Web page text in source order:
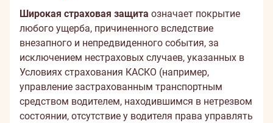
Широкая страховая защита означает покрытие
любого ущерба, причиненного вследствие
внезапного и непредвиденного события, за
исключением нестраховых случаев, указанных в
Условиях страхования КАСКО (например,
управление застрахованным транспортным
средством водителем, находившимся в нетрезвом
состоянии, отсутствие у водителя права управлять